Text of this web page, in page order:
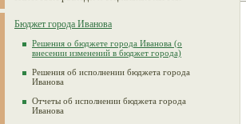
Бюджет города Иванова
Решения о бюджете города Иванова (о
внесении изменений в бюджет города)
Решения об исполнении бюджета города
Иванова
Отчеты об исполнении бюджета города
Иванова